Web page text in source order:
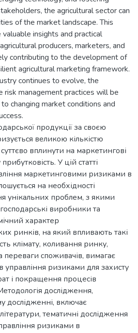
the agricultural sector can
of the market landscape. This
insights and practical
producers, marketers, and
contributing to the development of
agricultural marketing framework.
continues to evolve, the
risk management practices will be
changing market conditions and
продукції за своєю
великою кількістю
вплинути на маркетингові
прибутковість. У цій статті
маркетинговими ризиками в
на необхідності
унікальних проблем, з якими
виробники та
характер
ринків, на який впливають такі
клімату, коливання ринку,
переваги споживачів, вимагає
управління ризиками для захисту
і покращення процесів
дослідження,
дослідженні, включає
тематичні дослідження
ризиками в